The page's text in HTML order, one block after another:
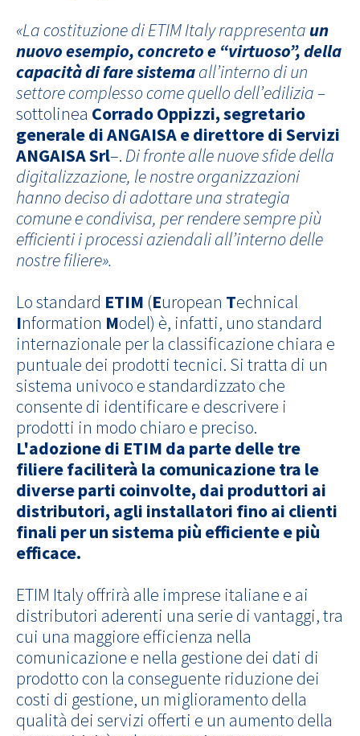
«La costituzione di ETIM Italy rappresentaun
nuovo esempio, concreto e “virtuoso”, della
capacità di fare sistemaall’interno di un
settore complesso come quello dell’edilizia –
sottolinea Corrado Oppizzi, segretario
generale di ANGAISA e direttore di Servizi
ANGAISA Srl–. Di fronte alle nuove sfide della
digitalizzazione, le nostre organizzazioni
hanno deciso di adottare una strategia
comune e condivisa, per rendere sempre più
efficienti i processi aziendali all’interno delle
nostre filiere».
Lo standard ETIM (European Technical
Information Model) è, infatti, uno standard
internazionale per la classificazione chiara e
puntuale dei prodotti tecnici. Si tratta di un
sistema univoco e standardizzato che
consente di identificare e descrivere i
prodotti in modo chiaro e preciso.
L'adozione di ETIM da parte delle tre
filiere faciliterà la comunicazione tra le
diverse parti coinvolte, dai produttori ai
distributori, agli installatori fino ai clienti
finali per un sistema più efficiente e più
efficace.
ETIM Italy offrirà alle imprese italiane e ai
distributori aderenti una serie di vantaggi, tra
cui una maggiore efficienza nella
comunicazione e nella gestione dei dati di
prodotto con la conseguente riduzione dei
costi di gestione, un miglioramento della
qualità dei servizi offerti e un aumento della